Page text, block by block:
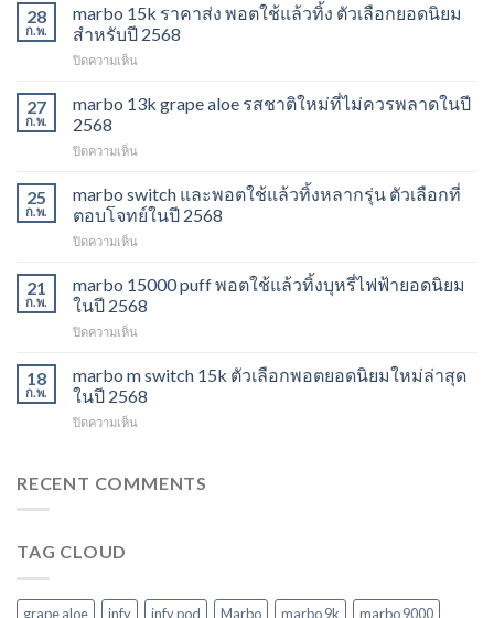
28
ก.พ.
marbo 15k ราคาส่ง พอตใช้แล้วทิ้ง ตัวเลือกยอดนิยม
สำหรับปี 2568
ปิดความเห็น
15k
ราคา
พอต
แล้ว
ทิ้ง
เลือก
นิยม
สำหรับ
2568
27
ก.พ.
marbo 13k grape aloe รสชาติใหม่ที่ไม่ควรพลาดในปี
2568
ปิดความเห็น
13k
grape
aloe
รสชาติ
ที่
ไม่
พลาด
2568
25
ก.พ.
marbo switch และพอตใช้แล้วทิ้งหลากรุ่น ตัวเลือกที่
ตอบโจทย์ในปี 2568
ปิดความเห็น
switch
และ
พอต
ใช้
ทิ้ง
หลาก
ตัว
ตอบ
21
ก.พ.
marbo 15000 puff พอตใช้แล้วทิ้งบุหรี่ไฟฟ้ายอดนิยม
ในปี 2568
ปิดความเห็น
15000
puff
พอต
ใช้
บุหรี่
18
ก.พ.
marbo m switch 15k ตัวเลือกพอตยอดนิยมใหม่ล่าสุด
ในปี 2568
ปิดความเห็น
switch
นิยม
RECENT COMMENTS
TAG CLOUD
grape aloe infy infy pod Marbo marbo 9k marbo 9000